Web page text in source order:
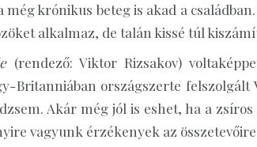
még krónikus beteg is akad a
alkalmaz, de talán kissé túl
(rendező: Viktor Rizsakov)
Britanniában országszerte
Akár még jól is eshet, ha a
vagyunk érzékenyek az